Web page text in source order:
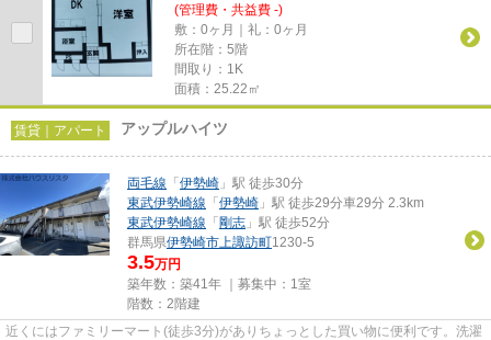
(管理費・共益費 -)
敷：0ヶ月｜礼：0ヶ月
所在階：5階
間取り：1K
面積：25.22㎡
賃貸｜アパート アップルハイツ
両毛線 「 伊勢崎 」駅 徒歩30分
東武伊勢崎線 「 伊勢崎 」駅 徒歩29分車29分 2.3km
東武伊勢崎線 「 剛志 」駅 徒歩52分
群馬県伊勢崎市上諏訪町1230-5
3.5万円
築年数：築41年 ｜募集中： 1室
階数：2階建
近くにはファミリーマート(徒歩3分)がありちょっとした買い物に便利です。洗濯